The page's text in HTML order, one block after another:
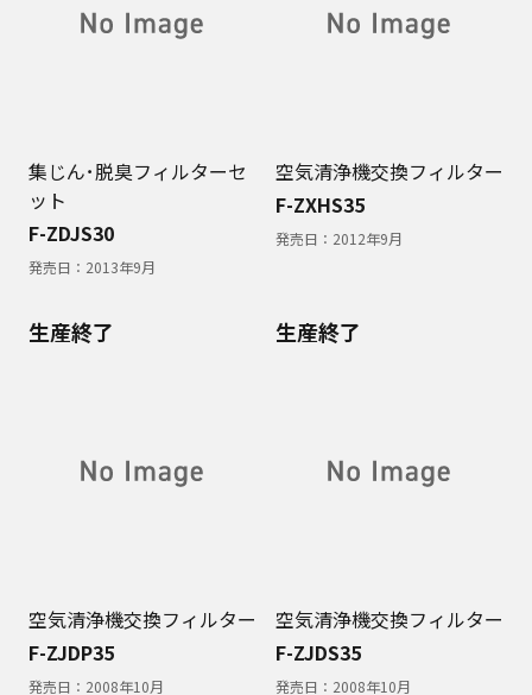
集じん･脱臭フィルターセ
ット
F-ZDJS30
発売日： 2013年9月
空気清浄機交換フィルター
F-ZXHS35
発売日： 2012年9月
生産終了
空気清浄機交換フィルター
F-ZJDP35
発売日： 2008年10月
生産終了
空気清浄機交換フィルター
F-ZJDS35
発売日： 2008年10月